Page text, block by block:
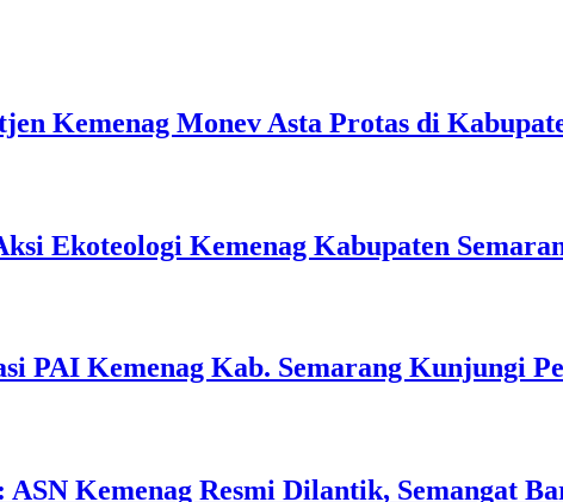
Kemenag Monev Asta Protas di
Ekoteologi Kemenag Kabupaten
PAI Kemenag Kab. Semarang Kunjungi
Kemenag Resmi Dilantik, Semangat